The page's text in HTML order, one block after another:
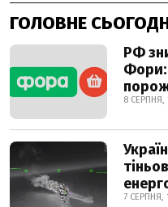
ГОЛОВНЕ
РФ
Фори:
8 СЕРПНЯ,
7 СЕРПНЯ,